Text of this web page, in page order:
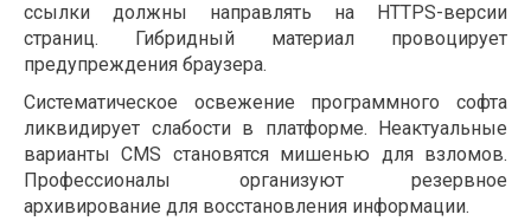
ссылки должны направлять на HTTPS-версии
страниц. Гибридный материал провоцирует
предупреждения браузера.
Систематическое освежение программного софта
ликвидирует слабости в платформе. Неактуальные
варианты CMS становятся мишенью для взломов.
Профессионалы организуют резервное
архивирование для восстановления информации.